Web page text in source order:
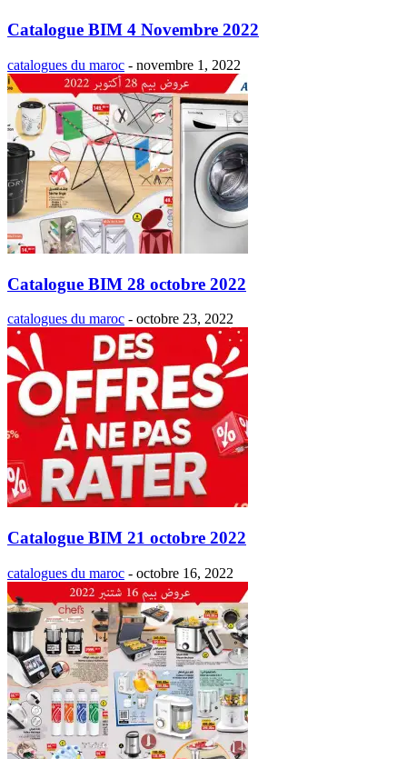
Catalogue BIM 4 Novembre 2022
catalogues du maroc - novembre 1, 2022
Catalogue BIM 28 octobre 2022
catalogues du maroc - octobre 23, 2022
Catalogue BIM 21 octobre 2022
catalogues du maroc - octobre 16, 2022